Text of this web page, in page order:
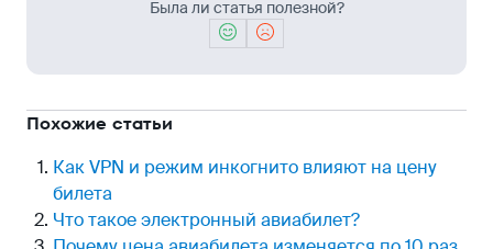
Была ли статья полезной?
Похожие статьи
Как VPN и режим инкогнито влияют на цену
билета
Что такое электронный авиабилет?